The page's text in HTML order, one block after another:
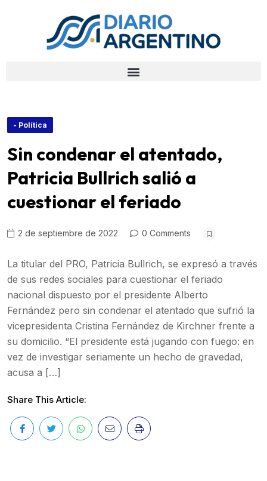
- Política
Sin condenar el atentado,
Patricia Bullrich salió a
cuestionar el feriado
2 de septiembre de 2022 0 Comments
La titular del PRO, Patricia Bullrich, se expresó a través
de sus redes sociales para cuestionar el feriado
nacional dispuesto por el presidente Alberto
Fernández pero sin condenar el atentado que sufrió la
vicepresidenta Cristina Fernández de Kirchner frente a
su domicilio. “El presidente está jugando con fuego: en
vez de investigar seriamente un hecho de gravedad,
acusa a […]
Share This Article: